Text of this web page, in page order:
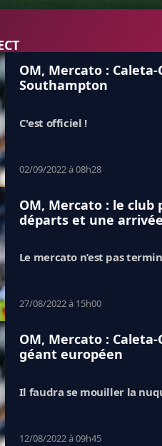
OM, Mercato :
Southampton
C'est officiel !
02/09/2022 à 08h28
OM, Mercato : le club
départs et une arrivée
Le mercato n’est pas
27/08/2022 à 15h00
OM, Mercato :
géant européen
Il faudra se mouiller la
12/08/2022 à 09h45